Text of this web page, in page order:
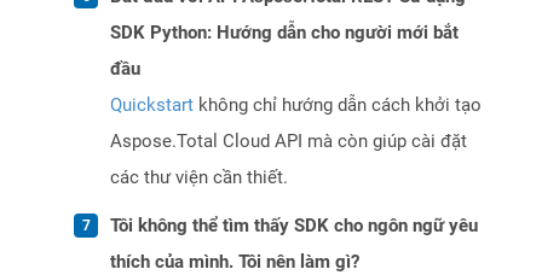
SDK Python: Hướng dẫn cho người mới bắt
đầu
Quickstart không chỉ hướng dẫn cách khởi tạo
Aspose.Total Cloud API mà còn giúp cài đặt
các thư viện cần thiết.
Tôi không thể tìm thấy SDK cho ngôn ngữ yêu
thích của mình. Tôi nên làm gì?